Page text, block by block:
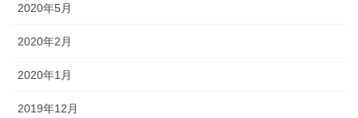
2020年5月
2020年2月
2020年1月
2019年12月